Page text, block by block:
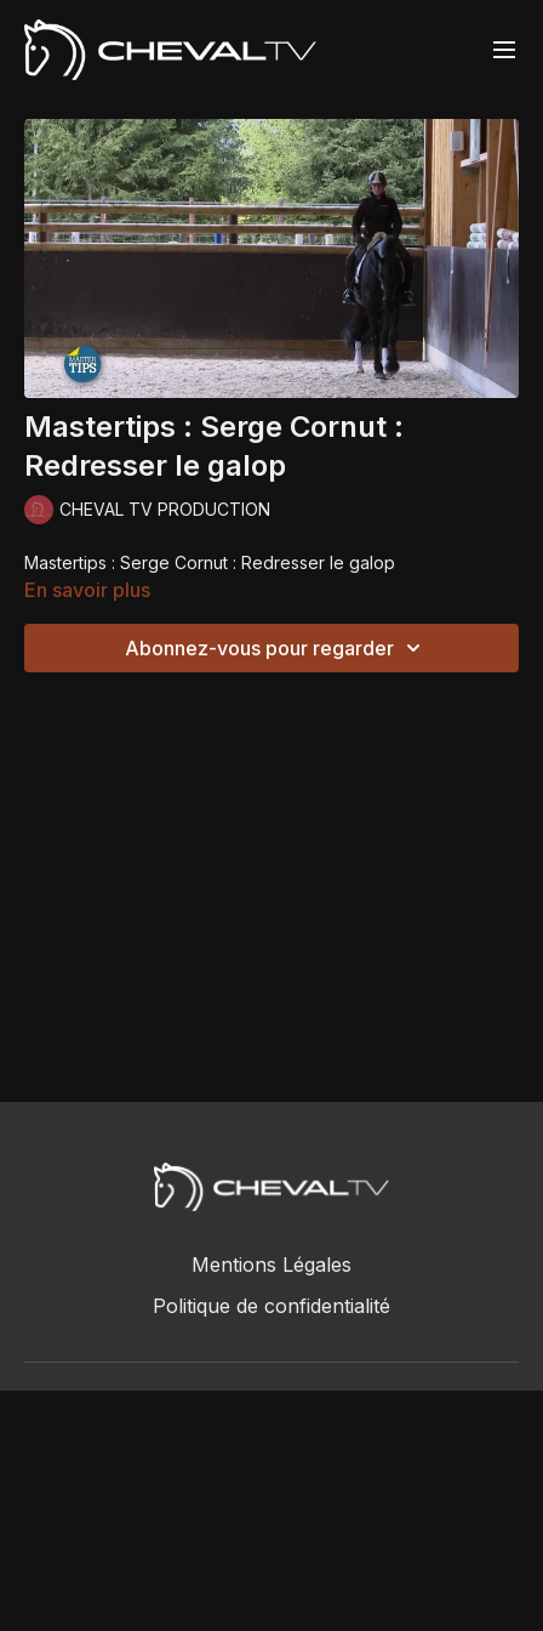
Mastertips : Serge Cornut :
Redresser le galop
CHEVAL TV PRODUCTION
Mastertips : Serge Cornut : Redresser le galop
En savoir plus
Abonnez-vous pour regarder
Mentions Légales
Politique de confidentialité